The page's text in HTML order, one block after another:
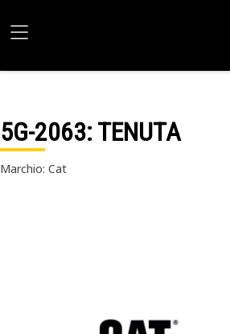
5G-2063: TENUTA
Marchio: Cat